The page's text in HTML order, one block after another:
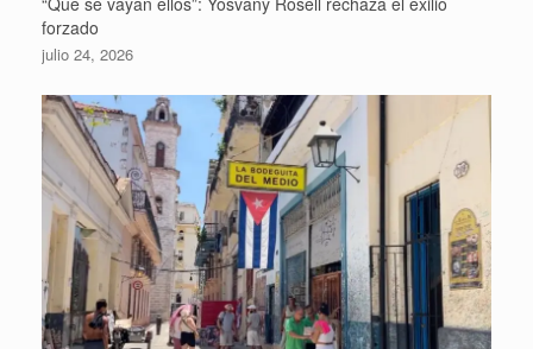
forzado
julio 24, 2026